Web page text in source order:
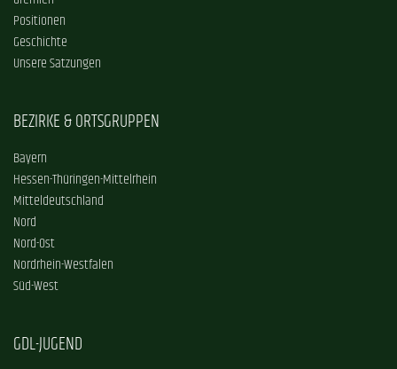
Positionen
Geschichte
Unsere Satzungen
BEZIRKE & ORTSGRUPPEN
Bayern
Hessen-Thüringen-Mittelrhein
Mitteldeutschland
Nord
Nord-Ost
Nordrhein-Westfalen
Süd-West
GDL-JUGEND